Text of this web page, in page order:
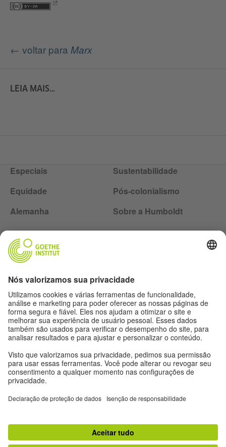
← voltar para Marx
LEIA MAIS…
Especiais
Sustentabilidade
Equidade
Pós-colonialismo
Alemanha
Sobre a Humboldt
Expediente
Proteção de dados
Termos de uso
Proteção de dados
Siga a revista Humboldt nas redes sociais
Outras publicações do Goethe-Institut
Gegenüber
Ruya